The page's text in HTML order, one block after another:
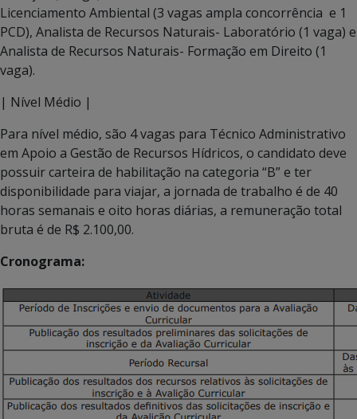
Licenciamento Ambiental (3 vagas ampla concorrência e 1
PCD), Analista de Recursos Naturais- Laboratório (1 vaga) e
Analista de Recursos Naturais- Formação em Direito (1
vaga).
| Nível Médio |
Para nível médio, são 4 vagas para Técnico Administrativo
em Apoio a Gestão de Recursos Hídricos, o candidato deve
possuir carteira de habilitação na categoria “B” e ter
disponibilidade para viajar, a jornada de trabalho é de 40
horas semanais e oito horas diárias, a remuneração total
bruta é de R$ 2.100,00.
Cronograma: